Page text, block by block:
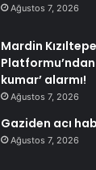
Ağustos 7, 2026
Mardin
Platformu’ndan
kumar’ alarmı!
Ağustos 7, 2026
Gaziden acı
Ağustos 7, 2026